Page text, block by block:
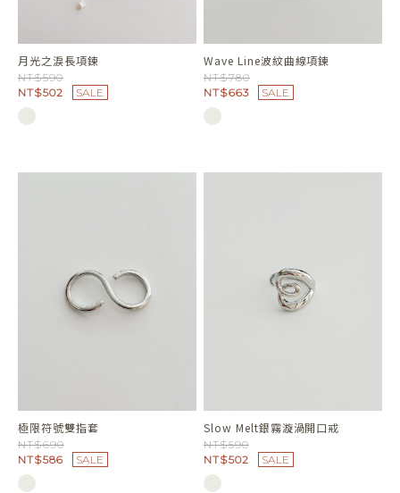
月光之淚長項鍊
NT$590
NT$502
SALE
Wave Line波紋曲線項鍊
NT$780
NT$663
SALE
極限符號雙指套
NT$690
NT$586
SALE
Slow Melt銀霧漩渦開口戒
NT$590
NT$502
SALE